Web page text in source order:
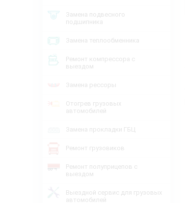
Замена подвесного
подшипника
Замена теплообменника
Ремонт компрессора с
выездом
Замена рессоры
Отогрев грузовых
автомобилей
Замена прокладки ГБЦ
Ремонт грузовиков
Ремонт полуприцепов с
выездом
Выездной сервис для грузовых
автомобилей